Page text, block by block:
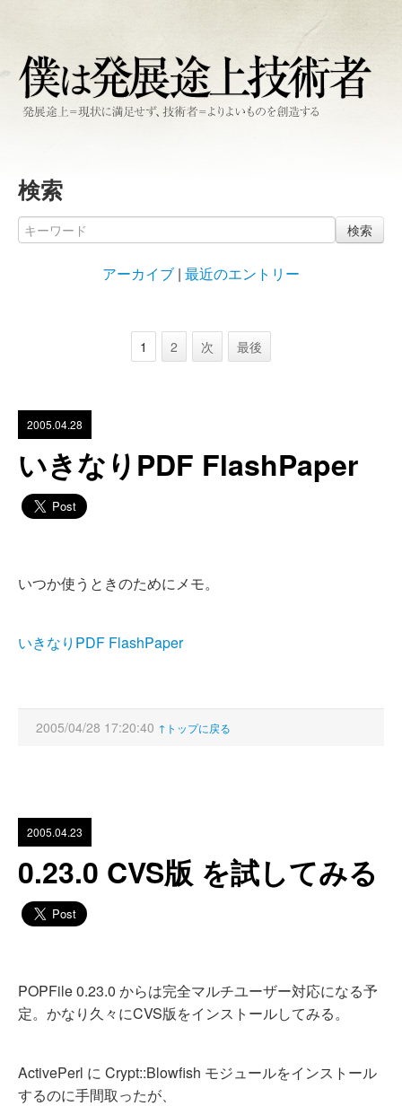
検索
検索
アーカイブ | 最近のエントリー
1 2 次 最後
2005.04.28
いきなりPDF FlashPaper
いつか使うときのためにメモ。
いきなりPDF FlashPaper
2005/04/28 17:20:40 ↑トップに戻る
2005.04.23
0.23.0 CVS版 を試してみる
POPFile 0.23.0 からは完全マルチユーザー対応になる予
定。かなり久々にCVS版をインストールしてみる。
ActivePerl に Crypt::Blowfish モジュールをインストール
するのに手間取ったが、